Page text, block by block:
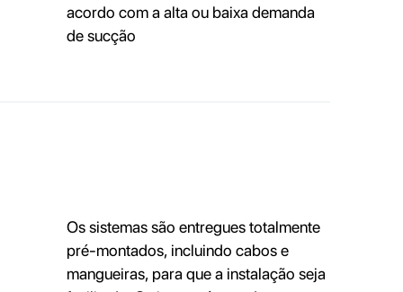
acordo com a alta ou baixa demanda
de sucção
Os sistemas são entregues totalmente
pré-montados, incluindo cabos e
mangueiras, para que a instalação seja